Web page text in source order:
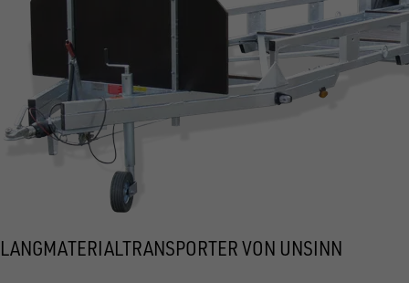
LANGMATERIALTRANSPORTER VON UNSINN